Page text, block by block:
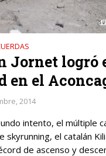
Jornet logró
en el
2014
intento, el múltiple
skyrunning, el catalán
de ascenso y